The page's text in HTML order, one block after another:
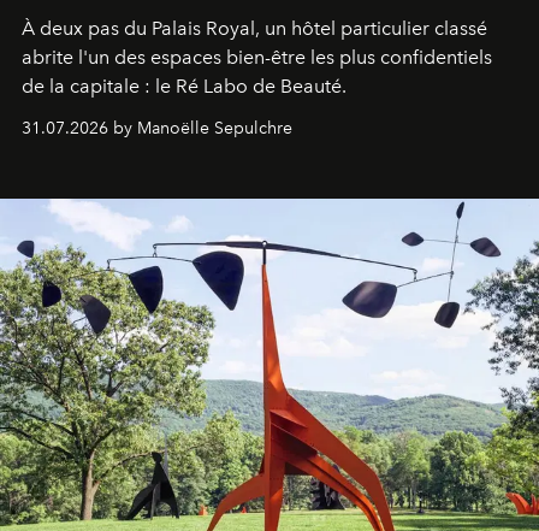
À deux pas du Palais Royal, un hôtel particulier classé
abrite l'un des espaces bien-être les plus confidentiels
de la capitale : le Ré Labo de Beauté.
31.07.2026 by Manoëlle Sepulchre